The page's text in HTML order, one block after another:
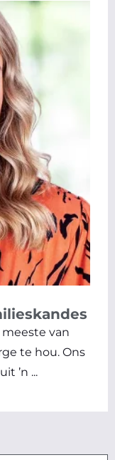
meeste van
te hou. Ons
’n ...